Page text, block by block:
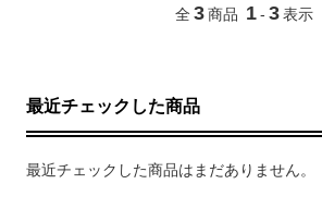
全 3 商品 1 - 3 表示
最近チェックした商品
最近チェックした商品はまだありません。